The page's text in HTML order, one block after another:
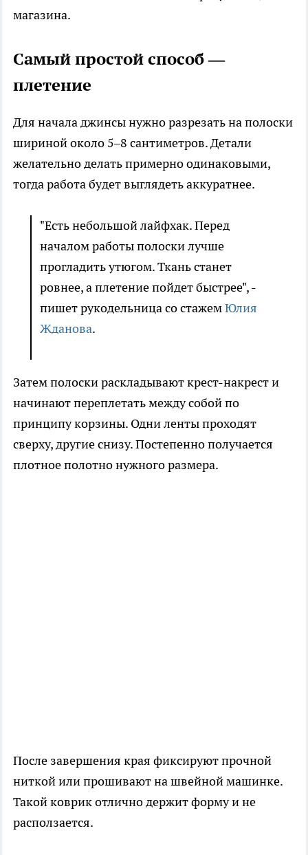
магазина.
Самый простой способ —
плетение
Для начала джинсы нужно разрезать на полоски
шириной около 5–8 сантиметров. Детали
желательно делать примерно одинаковыми,
тогда работа будет выглядеть аккуратнее.
"Есть небольшой лайфхак. Перед
началом работы полоски лучше
прогладить утюгом. Ткань станет
ровнее, а плетение пойдет быстрее", -
пишет рукодельница со стажемЮлия
Жданова.
Затем полоски раскладывают крест-накрест и
начинают переплетать между собой по
принципу корзины. Одни ленты проходят
сверху, другие снизу. Постепенно получается
плотное полотно нужного размера.
После завершения края фиксируют прочной
ниткой или прошивают на швейной машинке.
Такой коврик отлично держит форму и не
расползается.